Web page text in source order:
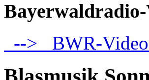
--> BWR-